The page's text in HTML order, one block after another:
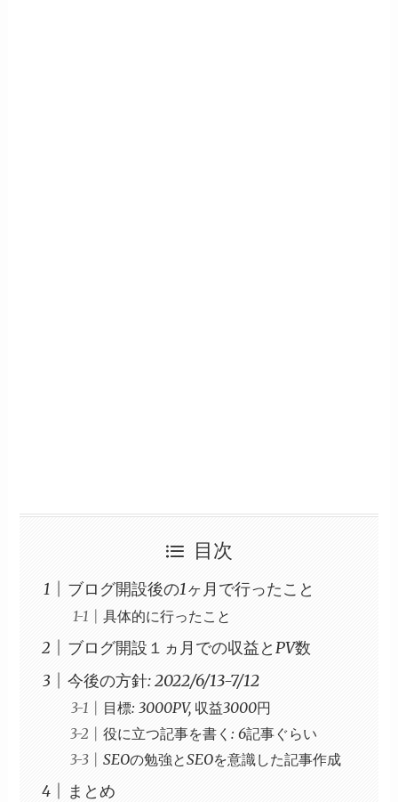
目次
ブログ開設後の1ヶ月で行ったこと
具体的に行ったこと
ブログ開設１ヵ月での収益とPV数
今後の方針: 2022/6/13-7/12
目標: 3000PV, 収益3000円
役に立つ記事を書く: 6記事ぐらい
SEOの勉強とSEOを意識した記事作成
まとめ